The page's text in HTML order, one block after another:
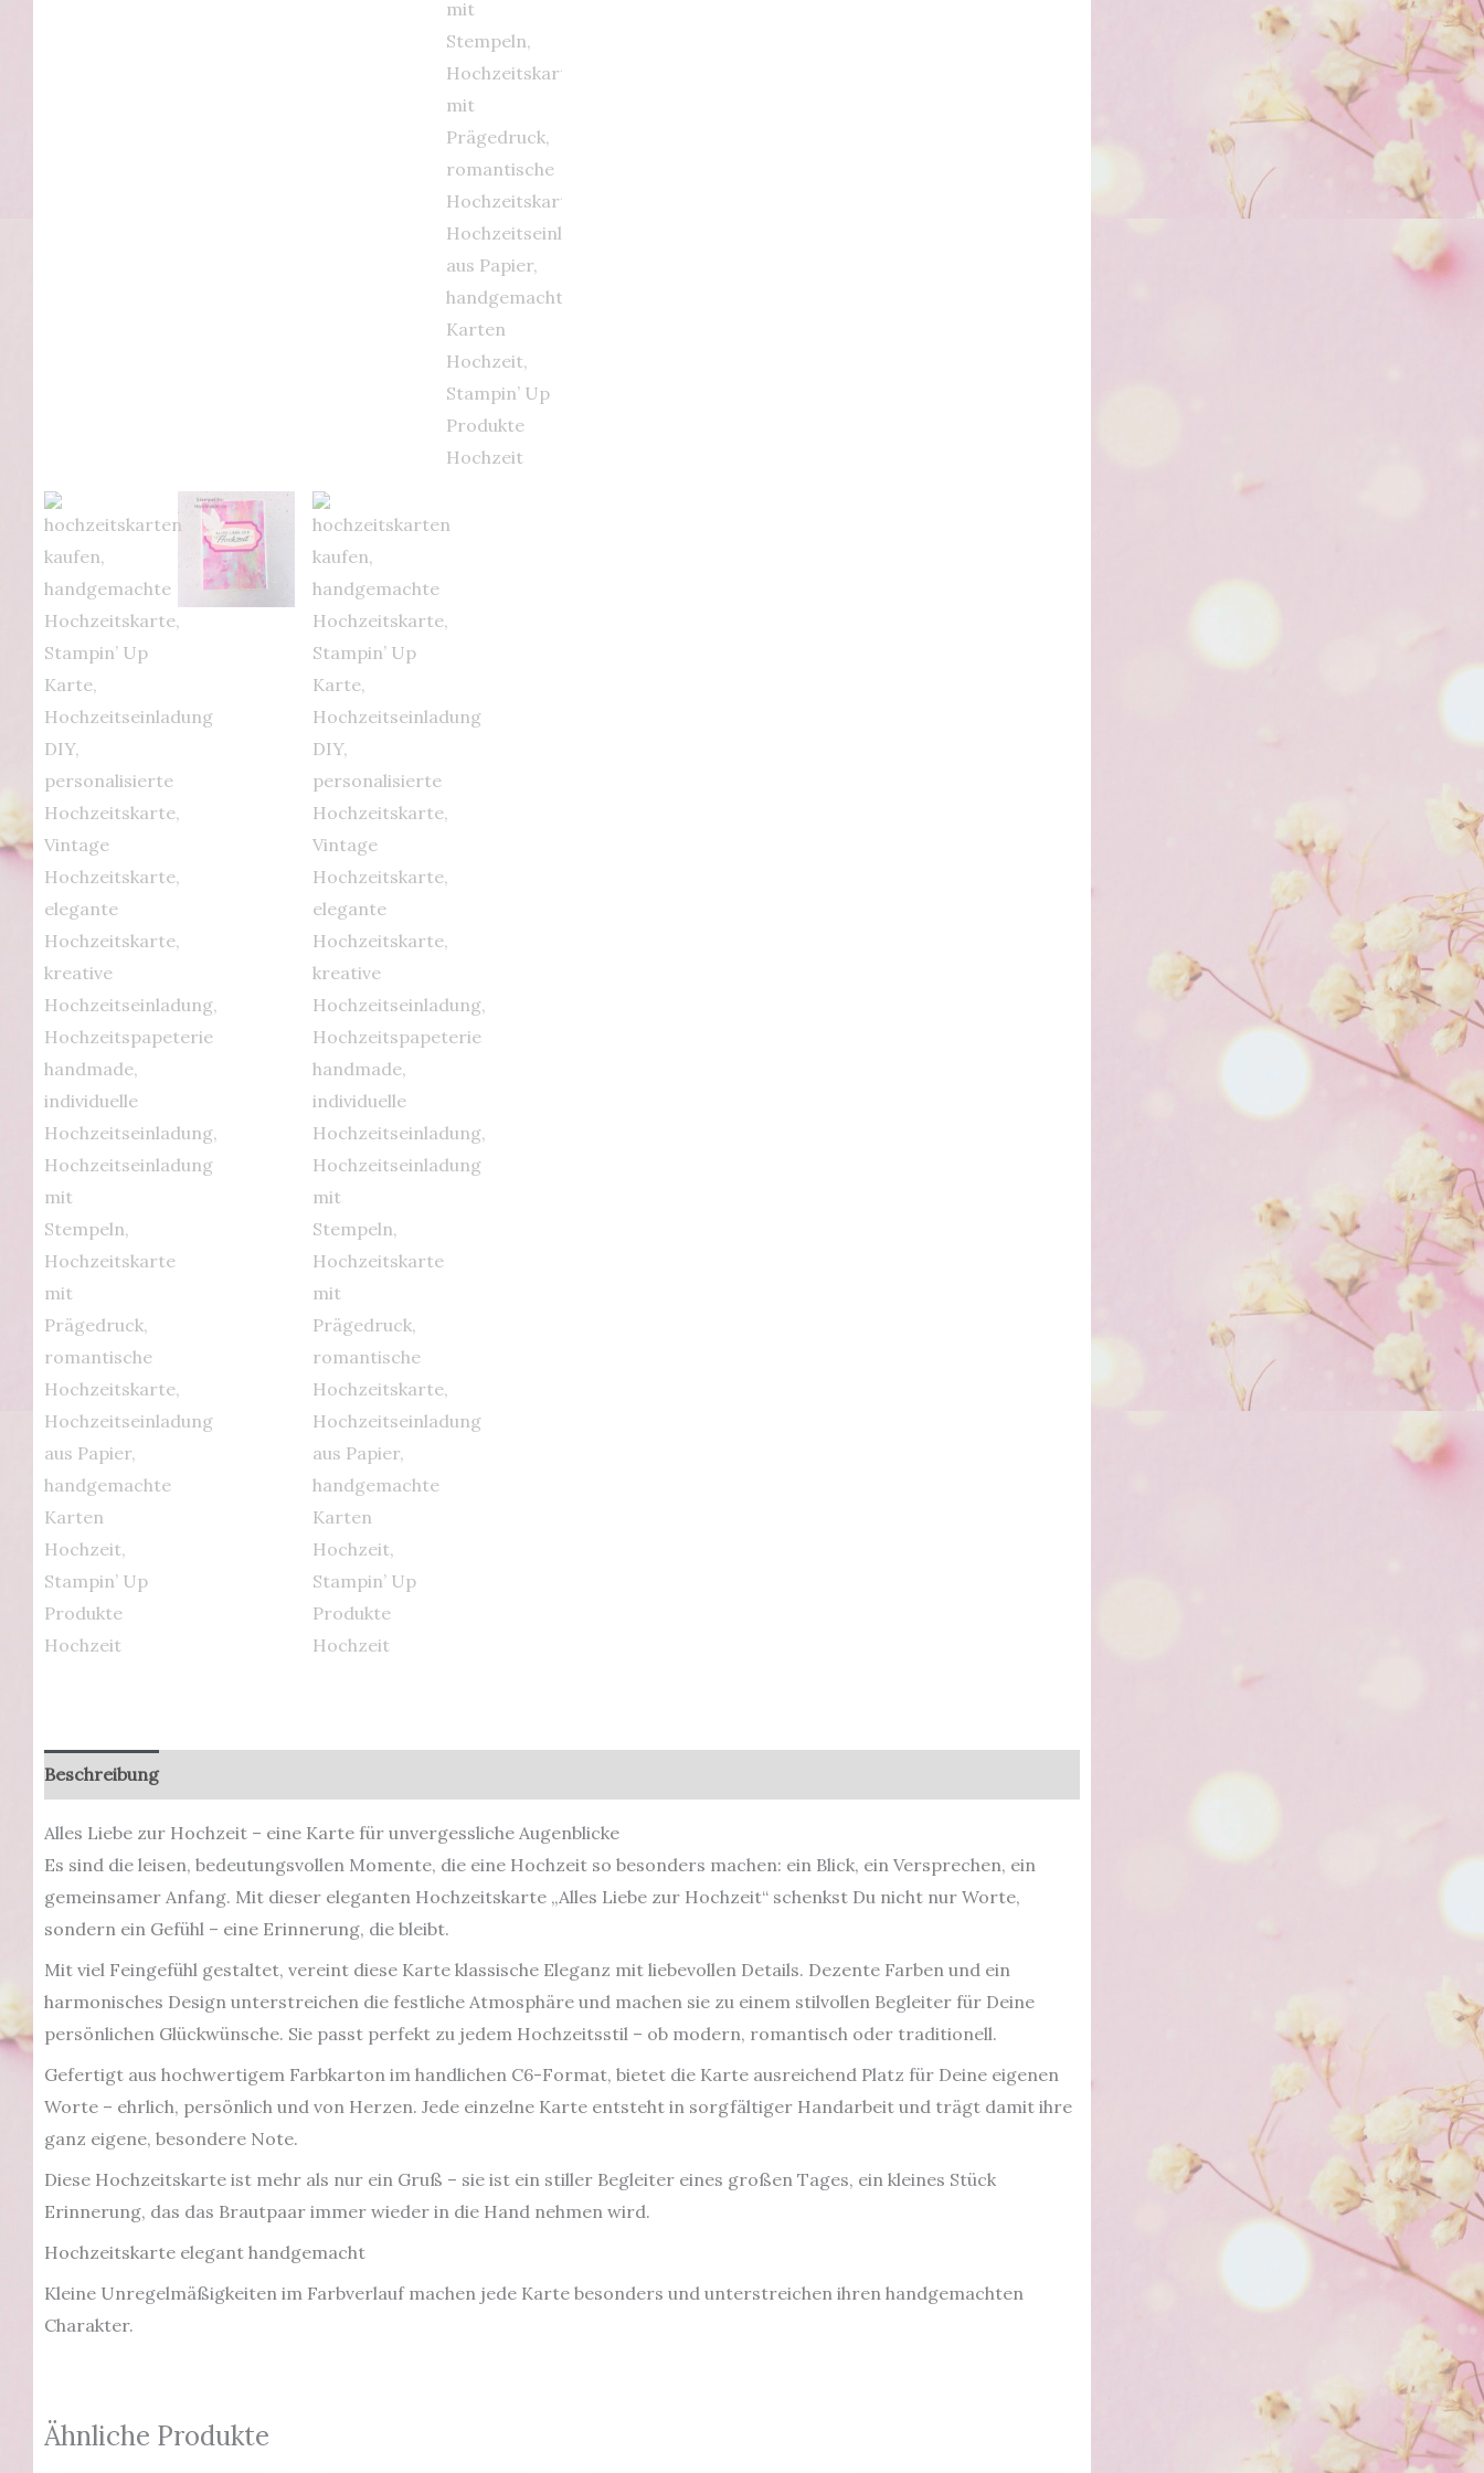
Beschreibung
Alles Liebe zur Hochzeit – eine Karte für unvergessliche Augenblicke
Es sind die leisen, bedeutungsvollen Momente, die eine Hochzeit so besonders machen: ein Blick, ein Versprechen, ein
gemeinsamer Anfang. Mit dieser eleganten Hochzeitskarte „Alles Liebe zur Hochzeit“ schenkst Du nicht nur Worte,
sondern ein Gefühl – eine Erinnerung, die bleibt.
Mit viel Feingefühl gestaltet, vereint diese Karte klassische Eleganz mit liebevollen Details. Dezente Farben und ein
harmonisches Design unterstreichen die festliche Atmosphäre und machen sie zu einem stilvollen Begleiter für Deine
persönlichen Glückwünsche. Sie passt perfekt zu jedem Hochzeitsstil – ob modern, romantisch oder traditionell.
Gefertigt aus hochwertigem Farbkarton im handlichen C6-Format, bietet die Karte ausreichend Platz für Deine eigenen
Worte – ehrlich, persönlich und von Herzen. Jede einzelne Karte entsteht in sorgfältiger Handarbeit und trägt damit ihre
ganz eigene, besondere Note.
Diese Hochzeitskarte ist mehr als nur ein Gruß – sie ist ein stiller Begleiter eines großen Tages, ein kleines Stück
Erinnerung, das das Brautpaar immer wieder in die Hand nehmen wird.
Hochzeitskarte elegant handgemacht
Kleine Unregelmäßigkeiten im Farbverlauf machen jede Karte besonders und unterstreichen ihren handgemachten
Charakter.
Ähnliche Produkte